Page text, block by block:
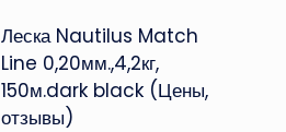
Леска Nautilus Match
Line 0,20мм.,4,2кг,
150м.dark black (Цены,
отзывы)